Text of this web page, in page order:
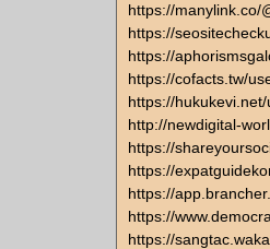
https://manylink.co/
https://
https://
https://cofacts.tw/
https://
http://newdigital-
https://
https://
https://
https://
https://